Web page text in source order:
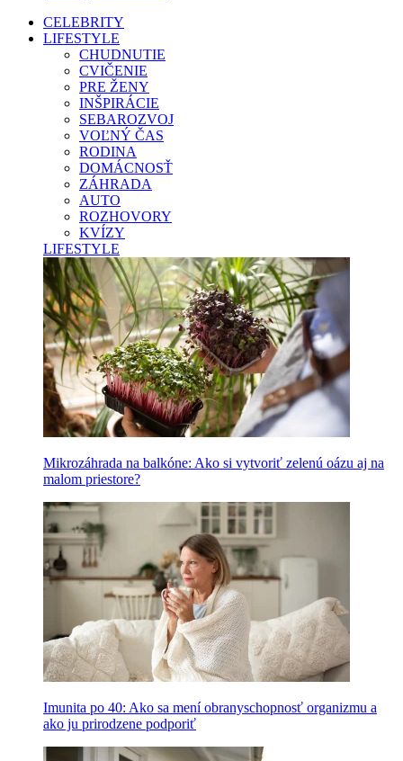
CELEBRITY
LIFESTYLE
CHUDNUTIE
CVIČENIE
PRE ŽENY
INŠPIRÁCIE
SEBAROZVOJ
VOĽNÝ ČAS
RODINA
DOMÁCNOSŤ
ZÁHRADA
AUTO
ROZHOVORY
KVÍZY
LIFESTYLE
Mikrozáhrada na balkóne: Ako si vytvoriť zelenú oázu aj na
malom priestore?
Imunita po 40: Ako sa mení obranyschopnosť organizmu a
ako ju prirodzene podporiť